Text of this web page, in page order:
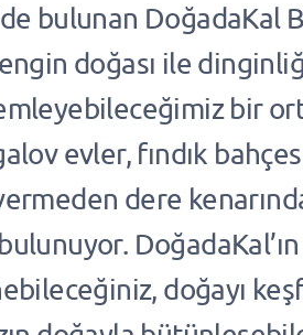
bulunan DoğadaKal
doğası ile
bir
evler, fındık
dere
doğayı